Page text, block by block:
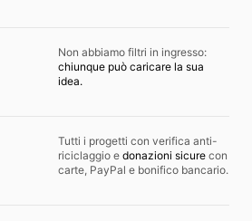
Non abbiamo filtri in ingresso:
chiunque può caricare la sua
idea.
Tutti i progetti con verifica anti-
riciclaggio e donazioni sicure con
carte, PayPal e bonifico bancario.